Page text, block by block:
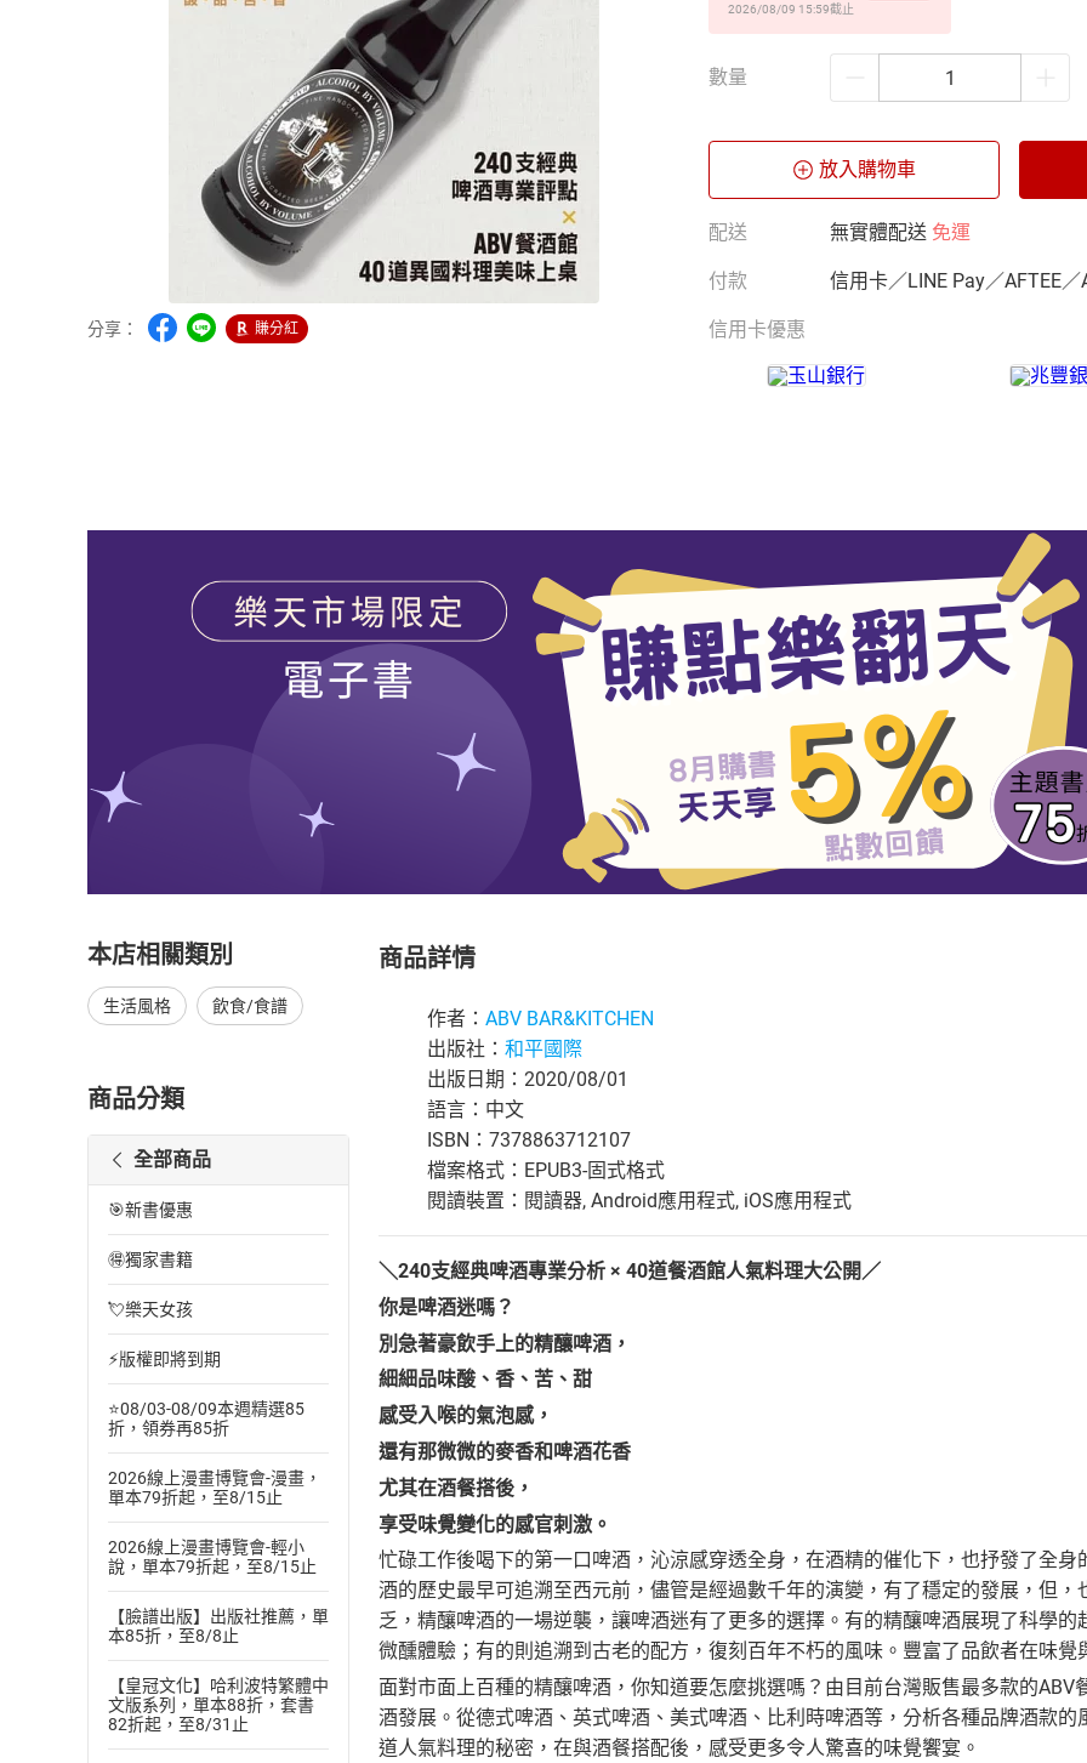
分享： 賺分紅
2026/08/09 15:59截止
數量
放入購物車
配送 無實體配送 免運
付款 信用卡／LINE Pay／AFTEE／
信用卡優惠
本店相關類別
生活風格 飲食/食譜
商品分類
全部商品
🎯新書優惠
🉐獨家書籍
💘樂天女孩
⚡版權即將到期
⭐08/03-08/09本週精選85
折，領券再85折
2026線上漫畫博覽會-漫畫，
單本79折起，至8/15止
2026線上漫畫博覽會-輕小
說，單本79折起，至8/15止
【臉譜出版】出版社推薦，單
本85折，至8/8止
【皇冠文化】哈利波特繁體中
文版系列，單本88折，套書
82折起，至8/31止
商品詳情
作者： ABV BAR&KITCHEN
出版社： 和平國際
出版日期：2020/08/01
語言：中文
ISBN：7378863712107
檔案格式：EPUB3-固式格式
閱讀裝置：閱讀器, Android應用程式, iOS應用程式
＼240支經典啤酒專業分析 × 40道餐酒館人氣料理大公開／
你是啤酒迷嗎？
別急著豪飲手上的精釀啤酒，
細細品味酸、香、苦、甜
感受入喉的氣泡感，
還有那微微的麥香和啤酒花香
尤其在酒餐搭後，
享受味覺變化的感官刺激。
忙碌工作後喝下的第一口啤酒，沁涼感穿透全身，在酒精的催化下，也抒發了全
酒的歷史最早可追溯至西元前，儘管是經過數千年的演變，有了穩定的發展，但
乏，精釀啤酒的一場逆襲，讓啤酒迷有了更多的選擇。有的精釀啤酒展現了科學
微醺體驗；有的則追溯到古老的配方，復刻百年不朽的風味。豐富了品飲者在味覺
面對市面上百種的精釀啤酒，你知道要怎麼挑選嗎？由目前台灣販售最多款的
酒發展。從德式啤酒、英式啤酒、美式啤酒、比利時啤酒等，分析各種品牌酒款
道人氣料理的秘密，在與酒餐搭配後，感受更多令人驚喜的味覺饗宴。